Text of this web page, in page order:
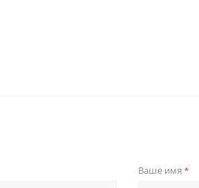
Ваше имя *